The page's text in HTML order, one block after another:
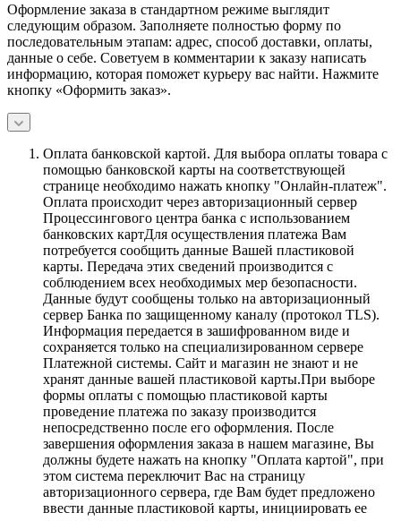
Оформление заказа в стандартном режиме выглядит
следующим образом. Заполняете полностью форму по
последовательным этапам: адрес, способ доставки, оплаты,
данные о себе. Советуем в комментарии к заказу написать
информацию, которая поможет курьеру вас найти. Нажмите
кнопку «Оформить заказ».
Оплата банковской картой. Для выбора оплаты товара с
помощью банковской карты на соответствующей
странице необходимо нажать кнопку "Онлайн-платеж".
Оплата происходит через авторизационный сервер
Процессингового центра банка с использованием
банковских картДля осуществления платежа Вам
потребуется сообщить данные Вашей пластиковой
карты. Передача этих сведений производится с
соблюдением всех необходимых мер безопасности.
Данные будут сообщены только на авторизационный
сервер Банка по защищенному каналу (протокол TLS).
Информация передается в зашифрованном виде и
сохраняется только на специализированном сервере
Платежной системы. Сайт и магазин не знают и не
хранят данные вашей пластиковой карты.При выборе
формы оплаты с помощью пластиковой карты
проведение платежа по заказу производится
непосредственно после его оформления. После
завершения оформления заказа в нашем магазине, Вы
должны будете нажать на кнопку "Оплата картой", при
этом система переключит Вас на страницу
авторизационного сервера, где Вам будет предложено
ввести данные пластиковой карты, инициировать ее